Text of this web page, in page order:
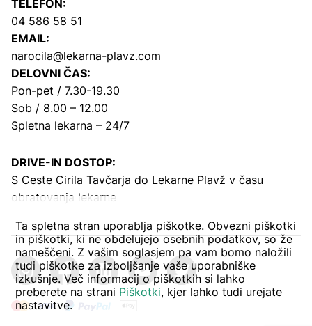
TELEFON:
04 586 58 51
EMAIL:
narocila@lekarna-plavz.com
DELOVNI ČAS:
Pon-pet / 7.30-19.30
Sob / 8.00 – 12.00
Spletna lekarna – 24/7
DRIVE-IN DOSTOP:
S Ceste Cirila Tavčarja do Lekarne Plavž v času
obratovanja lekarne
Ta spletna stran uporablja piškotke. Obvezni piškotki
in piškotki, ki ne obdelujejo osebnih podatkov, so že
nameščeni. Z vašim soglasjem pa vam bomo naložili
tudi piškotke za izboljšanje vaše uporabniške
izkušnje. Več informacij o piškotkih si lahko
preberete na strani Piškotki, kjer lahko tudi urejate
nastavitve.